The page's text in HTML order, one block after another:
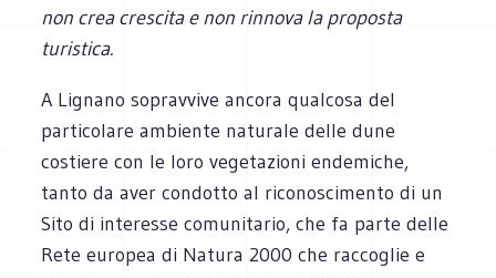
non crea crescita e non rinnova la proposta
turistica.
A Lignano sopravvive ancora qualcosa del
particolare ambiente naturale delle dune
costiere con le loro vegetazioni endemiche,
tanto da aver condotto al riconoscimento di un
Sito di interesse comunitario, che fa parte delle
Rete europea di Natura 2000 che raccoglie e